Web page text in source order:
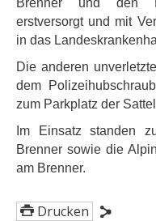
Brenner und den
erstversorgt und mit
in das
Die anderen
dem
zum Parkplatz der
Im Einsatz standen
Brenner sowie die
am Brenner.
Drucken